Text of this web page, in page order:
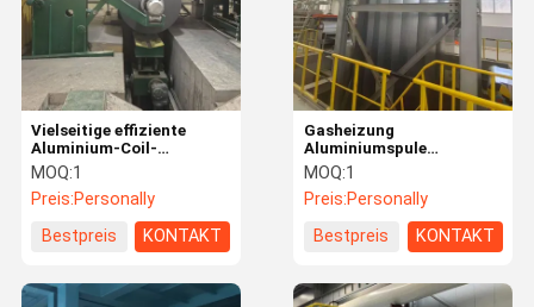
Vielseitige effiziente
Aluminium-Coil-
Beschichtungslinie
Erweiterte Ausrüstung
MOQ:1
Preis:Personally
Bestpreis
KONTAKT
Gasheizung
Aluminiumspule
Beschichtungslinie Ein-
oder Doppelmandrel-
Entwicklungsmethode
MOQ:1
Preis:Personally
Bestpreis
KONTAKT